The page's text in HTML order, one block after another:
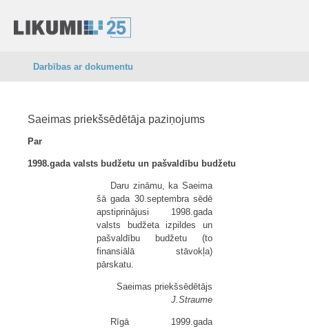
Darbības ar dokumentu
Saeimas priekšsēdētāja paziņojums
Par
1998.gada valsts budžetu un pašvaldību budžetu
Daru zināmu, ka Saeima
šā gada 30.septembra sēdē
apstiprinājusi 1998.gada
valsts budžeta izpildes un
pašvaldību budžetu (to
finansiālā stāvokļa)
pārskatu.
Saeimas priekšsēdētājs
J.Straume
Rīgā 1999.gada